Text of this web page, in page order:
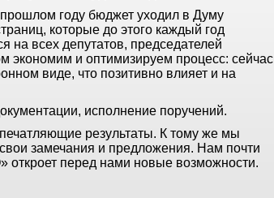
году бюджет уходил в Думу
которые до этого каждый год
на всех депутатов, председателей
и оптимизируем процесс: сейчас
виде, что позитивно влияет и на
исполнение поручений.
результаты. К тому же мы
замечания и предложения. Нам почти
откроет перед нами новые возможности.